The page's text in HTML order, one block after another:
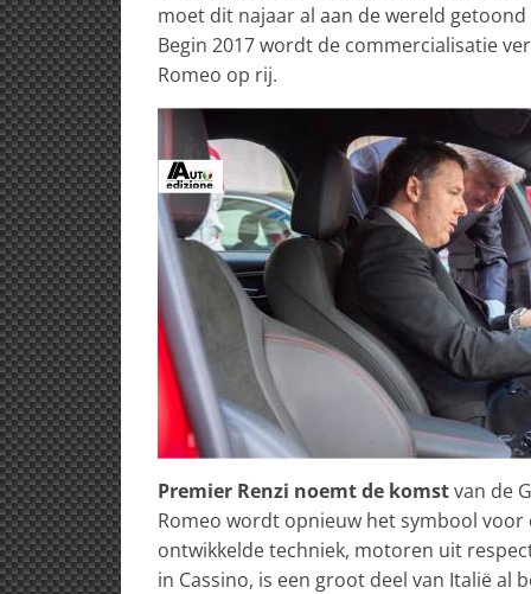
moet dit najaar al aan de wereld
Begin 2017 wordt de commercialisatie
Romeo op rij.
Premier Renzi noemt de komstvan de
Romeo wordt opnieuw het symbool
ontwikkelde techniek, motoren uit
in Cassino, is een groot deel van Italië al